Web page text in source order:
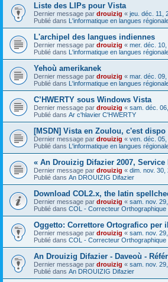
Liste des LIPs pour Vista
Dernier message par drouizig « jeu. déc. 11,
Publié dans L'informatique en langues
L'archipel des langues indiennes
Dernier message par drouizig « mer. déc.
Publié dans L'informatique en langues
Yehoù amerikanek
Dernier message par drouizig « mar. déc.
Publié dans L'informatique en langues
C’HWERTY sous Windows Vista
Dernier message par drouizig « sam. déc.
Publié dans Ar c'hlavier C'HWERTY
[MSDN] Vista en Zoulou, c'est dispo
Dernier message par drouizig « ven. déc.
Publié dans L'informatique en langues
« An Drouizig Difazier 2007, Service
Dernier message par drouizig « dim. nov. 30,
Publié dans An DROUIZIG Difazier
Download COL2.x, the latin
Dernier message par drouizig « sam. nov.
Publié dans COL - Correcteur
Oggetto: Correttore Ortografico per
Dernier message par drouizig « sam. nov.
Publié dans COL - Correcteur
An Drouizig Difazier - Daveoù -
Dernier message par drouizig « sam. nov.
Publié dans An DROUIZIG Difazier